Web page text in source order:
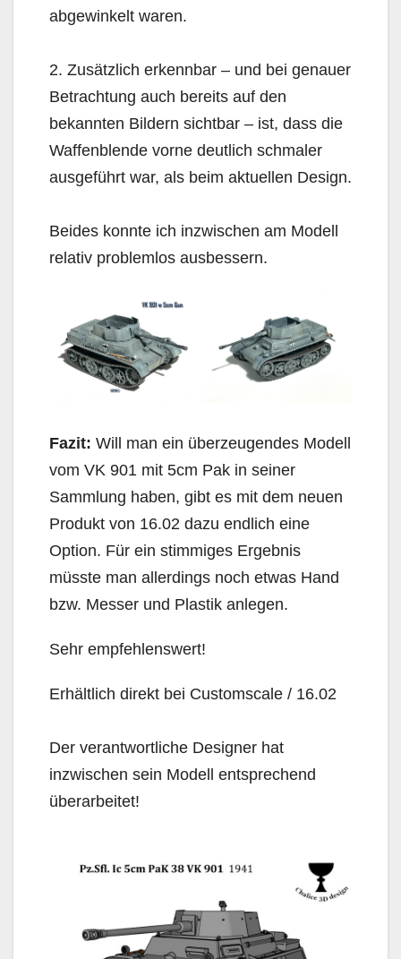
abgewinkelt waren.
2. Zusätzlich erkennbar – und bei genauer
Betrachtung auch bereits auf den
bekannten Bildern sichtbar – ist, dass die
Waffenblende vorne deutlich schmaler
ausgeführt war, als beim aktuellen Design.
Beides konnte ich inzwischen am Modell
relativ problemlos ausbessern.
Fazit: Will man ein überzeugendes Modell
vom VK 901 mit 5cm Pak in seiner
Sammlung haben, gibt es mit dem neuen
Produkt von 16.02 dazu endlich eine
Option. Für ein stimmiges Ergebnis
müsste man allerdings noch etwas Hand
bzw. Messer und Plastik anlegen.
Sehr empfehlenswert!
Erhältlich direkt bei Customscale / 16.02
Der verantwortliche Designer hat
inzwischen sein Modell entsprechend
überarbeitet!